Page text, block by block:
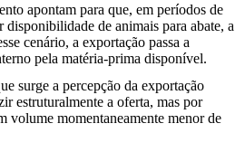
apontam para que, em períodos de
disponibilidade de animais para abate, a
cenário, a exportação passa a
pela matéria-prima disponível.
surge a percepção da exportação
estruturalmente a oferta, mas por
volume momentaneamente menor de